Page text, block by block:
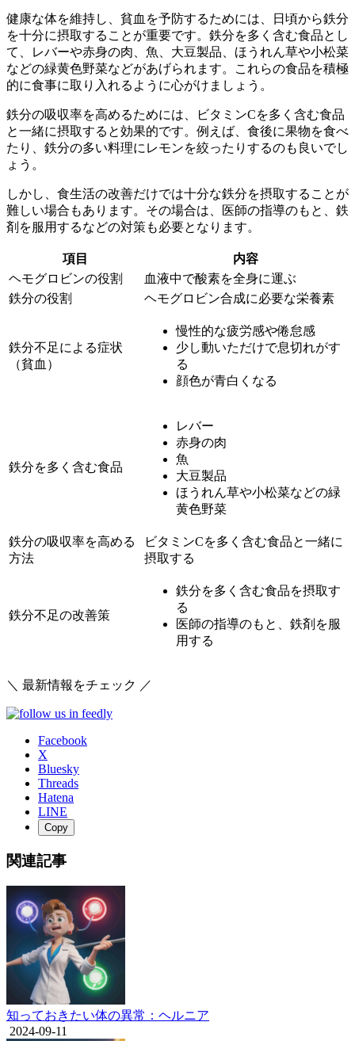
健康な体を維持し、貧血を予防するためには、日頃から鉄分
を十分に摂取することが重要です。鉄分を多く含む食品とし
て、
レバーや赤身の肉、魚、大豆製品、ほうれん草や小松菜
などの緑黄色野菜などがあげられます。これらの食品を積極
的に食事に取り入れるように心がけましょう。
鉄分の吸収率を高めるためには、
ビタミンCを多く含む食品
と一緒に摂取する と効果的です。例えば、食後に果物を食べ
たり、鉄分の多い料理にレモンを絞ったりするのも良いでし
ょう。
しかし、食生活の改善だけでは十分な鉄分を摂取することが
難しい場合もあります。その場合は、
医師の指導のもと、鉄
剤を服用するなどの対策も必要となります。
項目
内容
ヘモグロビンの役割
血液中で酸素を全身に運ぶ
鉄分の役割
ヘモグロビン合成に必要な栄養素
鉄分不足による症状
（貧血）
慢性的な疲労感や倦怠感
少し動いただけで息切れがす
る
顔色が青白くなる
鉄分を多く含む食品
レバー
赤身の肉
魚
大豆製品
ほうれん草や小松菜などの緑
黄色野菜
鉄分の吸収率を高める
方法
ビタミンCを多く含む食品と一緒に
摂取する
鉄分不足の改善策
鉄分を多く含む食品を摂取す
る
医師の指導のもと、鉄剤を服
用する
＼ 最新情報をチェック ／
Facebook
X
Bluesky
Threads
Hatena
LINE
Copy
関連記事
知っておきたい体の異常：ヘルニア
2024-09-11